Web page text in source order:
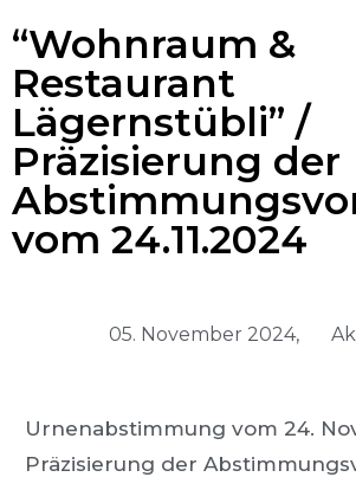
“Wohnraum &
Restaurant
Lägernstübli” /
Präzisierung der
vom 24.11.2024
05. November 2024,
Urnenabstimmung vom 24.
Präzisierung der